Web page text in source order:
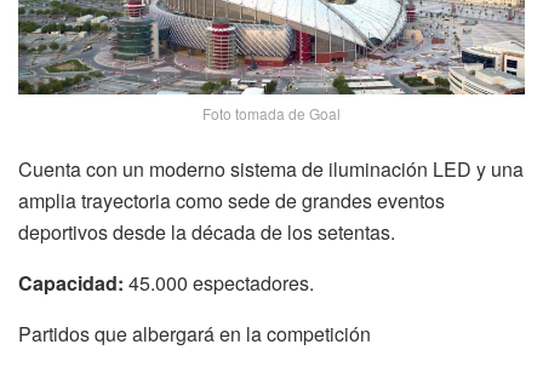
Foto tomada de Goal
Cuenta con un moderno sistema de iluminación LED y una
amplia trayectoria como sede de grandes eventos
deportivos desde la década de los setentas.
Capacidad: 45.000 espectadores.
Partidos que albergará en la competición